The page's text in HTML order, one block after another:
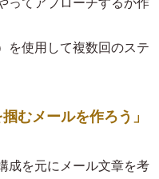
ってアプローチするか作
を使用して複数回のステ
むメールを作ろう」
成を元にメール文章を考